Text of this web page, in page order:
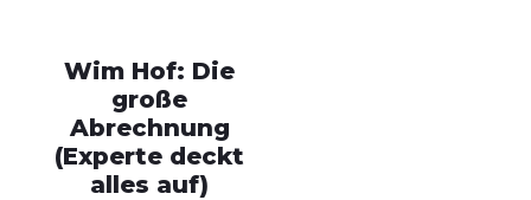
Wim Hof: Die
große
Abrechnung
(Experte deckt
alles auf)